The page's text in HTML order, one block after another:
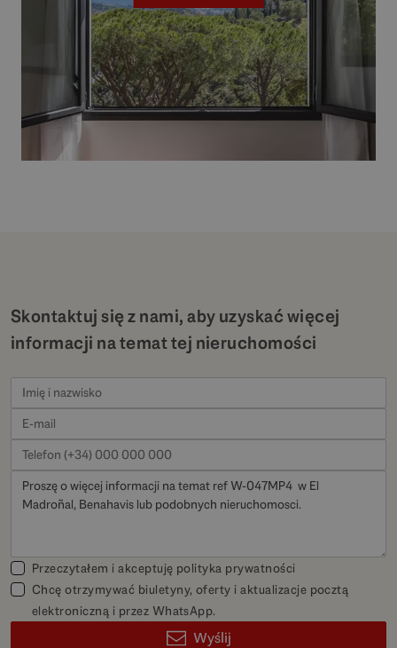
Skontaktuj się z nami, aby uzyskać więcej
informacji na temat tej nieruchomości
Przeczytałem i akceptuję polityka prywatności
Chcę otrzymywać biuletyny, oferty i aktualizacje pocztą
elektroniczną i przez WhatsApp.
Wyślij